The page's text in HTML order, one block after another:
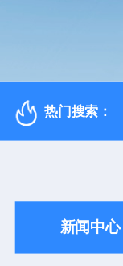
热门搜索：
新闻中心